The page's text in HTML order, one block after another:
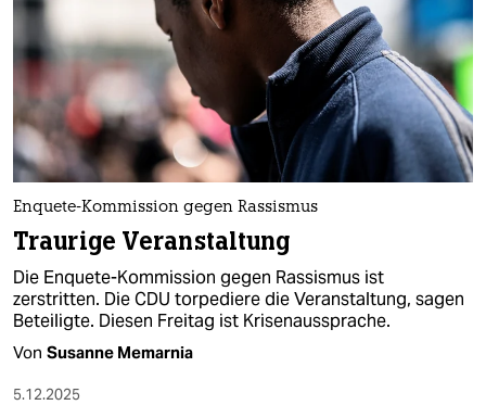
Enquete-Kommission gegen Rassismus
Traurige Veranstaltung
Die Enquete-Kommission gegen Rassismus ist
zerstritten. Die CDU torpediere die Veranstaltung, sagen
Beteiligte. Diesen Freitag ist Krisenaussprache.
Von Susanne Memarnia
5.12.2025